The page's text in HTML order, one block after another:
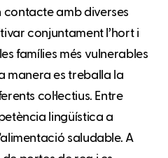
contacte amb diverses
conjuntament l’hort i
famílies més vulnerables
manera es treballa la
col·lectius. Entre
lingüística a
saludable. A